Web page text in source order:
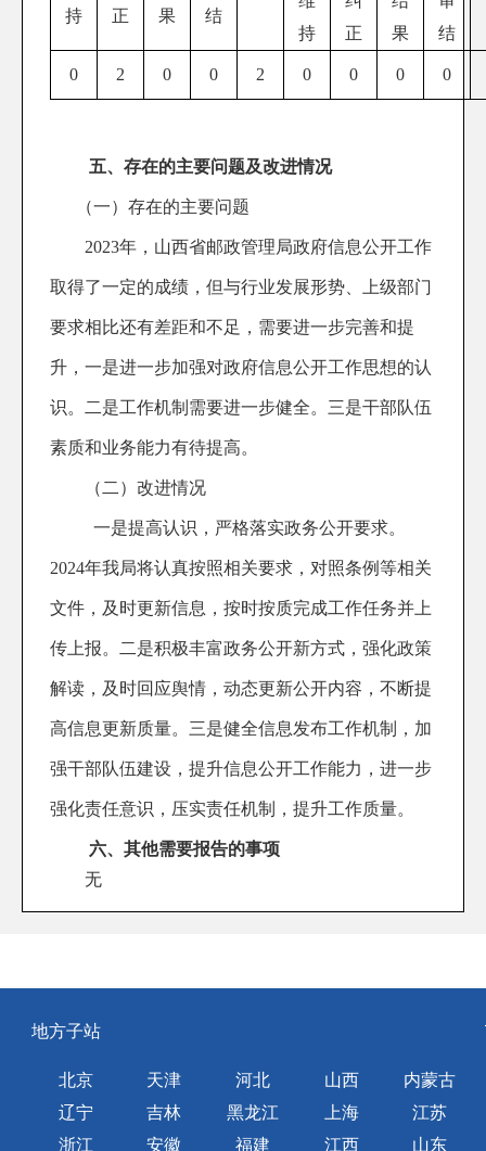
持
正
果
结
持
正
果
结
0 2 0 0 2 0 0 0 0
五、存在的主要问题及改进情况
（一）存在的主要问题
2023年，山西省邮政管理局政府信息公开工作
取得了一定的成绩，但与行业发展形势、上级部门
要求相比还有差距和不足，需要进一步完善和提
升，一是进一步加强对政府信息公开工作思想的认
识。二是工作机制需要进一步健全。三是干部队伍
素质和业务能力有待提高。
（二）改进情况
一是提高认识，严格落实政务公开要求。
2024年我局将认真按照相关要求，对照条例等相关
文件，及时更新信息，按时按质完成工作任务并上
传上报。二是积极丰富政务公开新方式，强化政策
解读，及时回应舆情，动态更新公开内容，不断提
高信息更新质量。三是健全信息发布工作机制，加
强干部队伍建设，提升信息公开工作能力，进一步
强化责任意识，压实责任机制，提升工作质量。
六、其他需要报告的事项
无
地方子站
北京 天津 河北 山西
内蒙古
辽宁
吉林 黑龙江 上海
江苏
浙江
安徽 福建 江西 山东